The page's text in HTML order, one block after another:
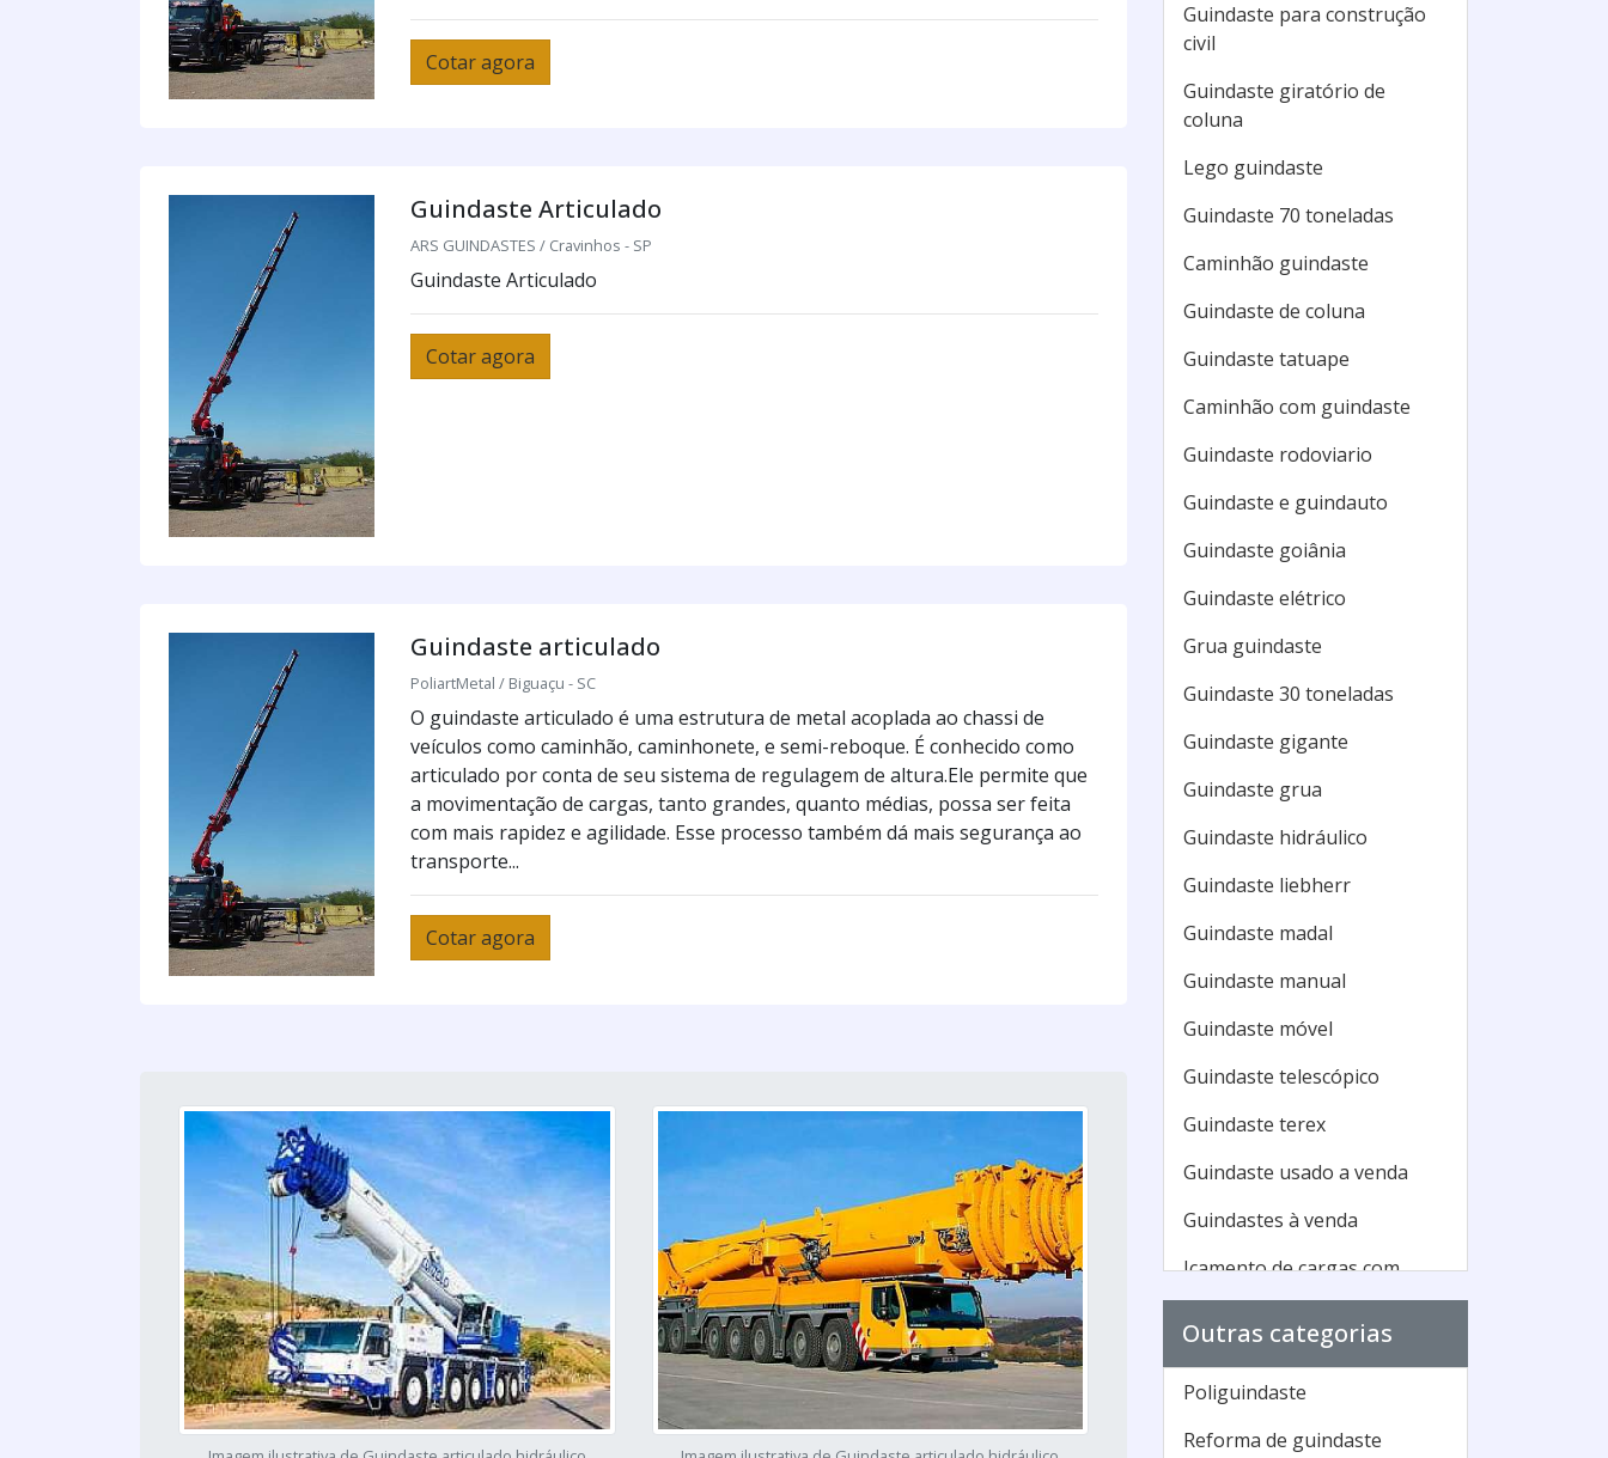
Cotar agora
Guindaste Articulado
ARS GUINDASTES / Cravinhos - SP
Guindaste Articulado
Cotar agora
Guindaste articulado
PoliartMetal / Biguaçu - SC
O guindaste articulado é uma estrutura de metal acoplada ao chassi de
veículos como caminhão, caminhonete, e semi-reboque. É conhecido como
articulado por conta de seu sistema de regulagem de altura.Ele permite que
a movimentação de cargas, tanto grandes, quanto médias, possa ser feita
com mais rapidez e agilidade. Esse processo também dá mais segurança ao
transporte...
Cotar agora
Guindaste para construção
civil
Guindaste giratório de
coluna
Lego guindaste
Guindaste 70 toneladas
Caminhão guindaste
Guindaste de coluna
Guindaste tatuape
Caminhão com guindaste
Guindaste rodoviario
Guindaste e guindauto
Guindaste goiânia
Guindaste elétrico
Grua guindaste
Guindaste 30 toneladas
Guindaste gigante
Guindaste grua
Guindaste hidráulico
Guindaste liebherr
Guindaste madal
Guindaste manual
Guindaste móvel
Guindaste telescópico
Guindaste terex
Guindaste usado a venda
Guindastes à venda
Içamento de cargas com
guindaste
Maior guindaste do mundo
Munck guindaste
Tipos de guindaste
Outras categorias
Poliguindaste
Reforma de guindaste